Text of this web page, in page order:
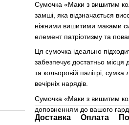
Сумочка «Маки з вишитим
замші, яка відзначається
ніжними вишитими маками
елемент патріотизму та
Ця сумочка ідеально
забезпечує достатньо
та кольоровій палітрі,
вечірніх нарядів.
Сумочка «Маки з вишитим
доповненням до вашого
Доставка Оплата